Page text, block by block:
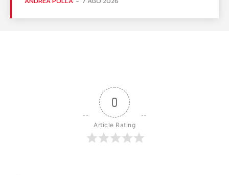
0
Article Rating